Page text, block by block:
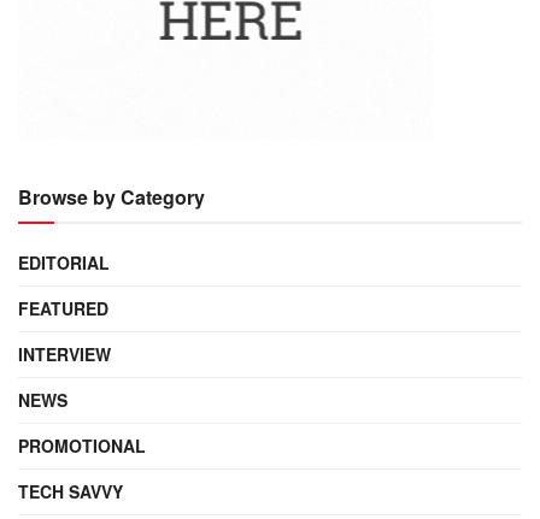
Browse by Category
EDITORIAL
FEATURED
INTERVIEW
NEWS
PROMOTIONAL
TECH SAVVY